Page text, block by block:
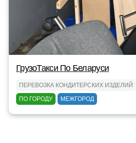
ГрузоТакси По Беларуси
ПЕРЕВОЗКА КОНДИТЕРСКИХ ИЗДЕЛИЙ
ПО ГОРОДУ
МЕЖГОРОД